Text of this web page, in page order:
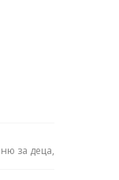
за деца,